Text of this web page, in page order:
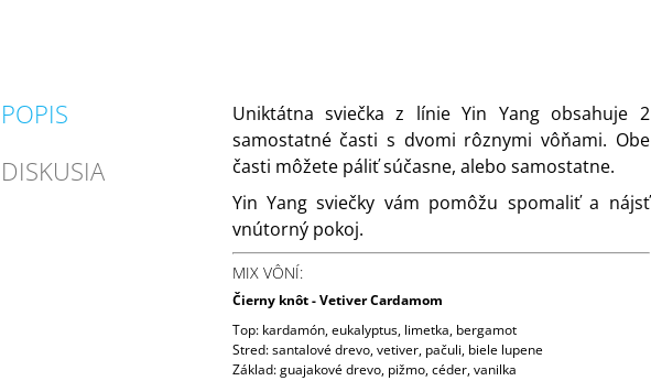
POPIS
DISKUSIA
Uniktátna sviečka z línie Yin Yang obsahuje 2
samostatné časti s dvomi rôznymi vôňami. Obe
časti môžete páliť súčasne, alebo samostatne.
Yin Yang sviečky vám pomôžu spomaliť a nájsť
vnútorný pokoj.
MIX VÔNÍ:
Čierny knôt - Vetiver Cardamom
Top: kardamón, eukalyptus, limetka, bergamot
Stred: santalové drevo, vetiver, pačuli, biele lupene
Základ: guajakové drevo, pižmo, céder, vanilka